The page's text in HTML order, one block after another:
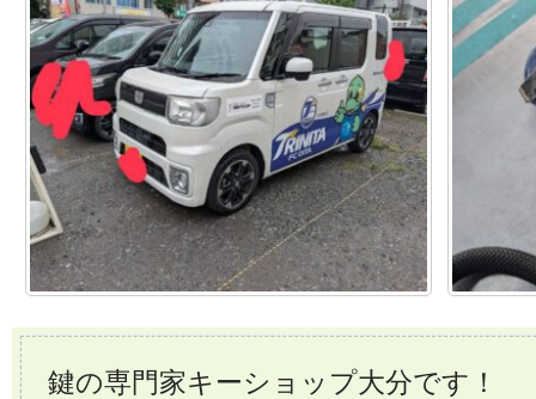
鍵の専門家キーショップ大分です！